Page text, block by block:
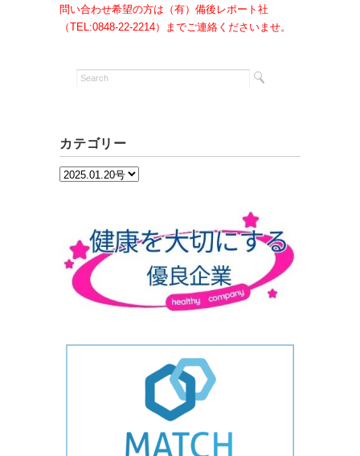
問い合わせ希望の方は（有）備後レポート社
（TEL:0848-22-2214）までご連絡くださいませ。
カテゴリー
カ